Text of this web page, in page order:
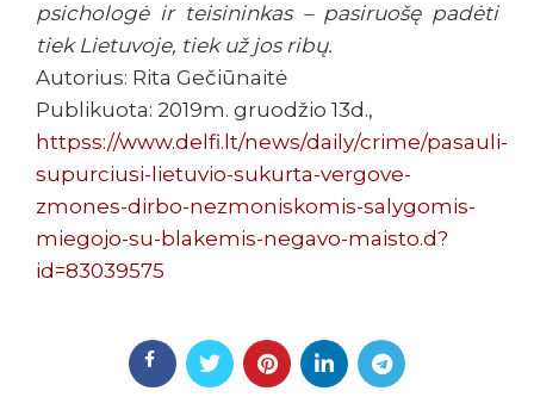
psichologė ir teisininkas – pasiruošę padėti
tiek Lietuvoje, tiek už jos ribų.
Autorius: Rita Gečiūnaitė
Publikuota: 2019m. gruodžio 13d.,
httpss://www.delfi.lt/news/daily/crime/pasauli-
supurciusi-lietuvio-sukurta-vergove-
zmones-dirbo-nezmoniskomis-salygomis-
miegojo-su-blakemis-negavo-maisto.d?
id=83039575